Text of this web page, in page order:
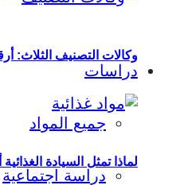
دراسات
جميع المواد
دراسة اجتماعية
وكالات التصنيف الثلاث:
لماذا تمثل السيادة